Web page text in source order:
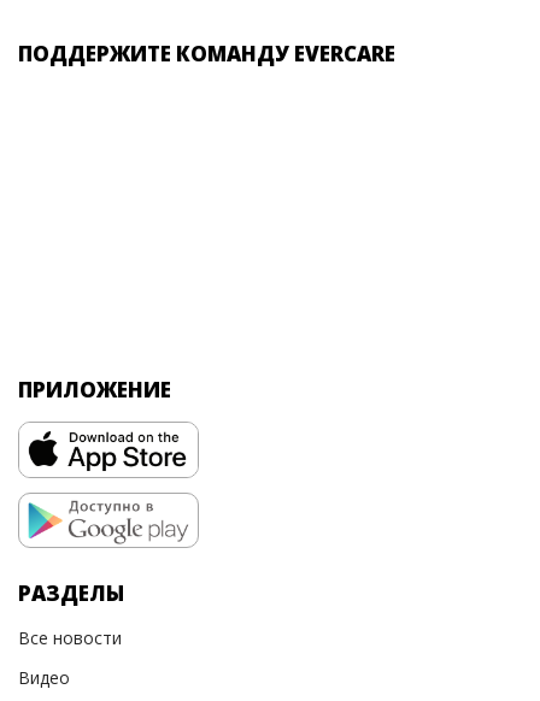
ПОДДЕРЖИТЕ КОМАНДУ EVERCARE
ПРИЛОЖЕНИЕ
РАЗДЕЛЫ
Все новости
Видео